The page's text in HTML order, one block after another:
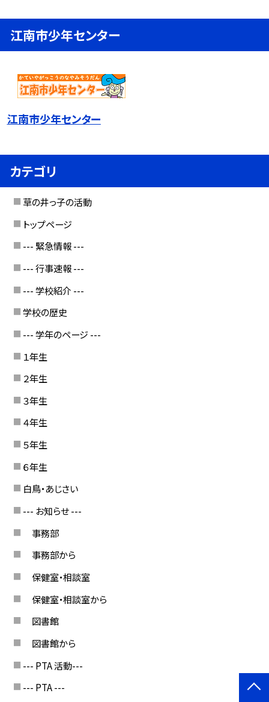
江南市少年センター
江南市少年センター
カテゴリ
草の井っ子の活動
トップページ
--- 緊急情報 ---
--- 行事速報 ---
--- 学校紹介 ---
学校の歴史
--- 学年のページ ---
１年生
２年生
３年生
４年生
５年生
６年生
白鳥・あじさい
--- お知らせ ---
事務部
事務部から
保健室・相談室
保健室・相談室から
図書館
図書館から
--- PTA 活動---
--- PTA ---